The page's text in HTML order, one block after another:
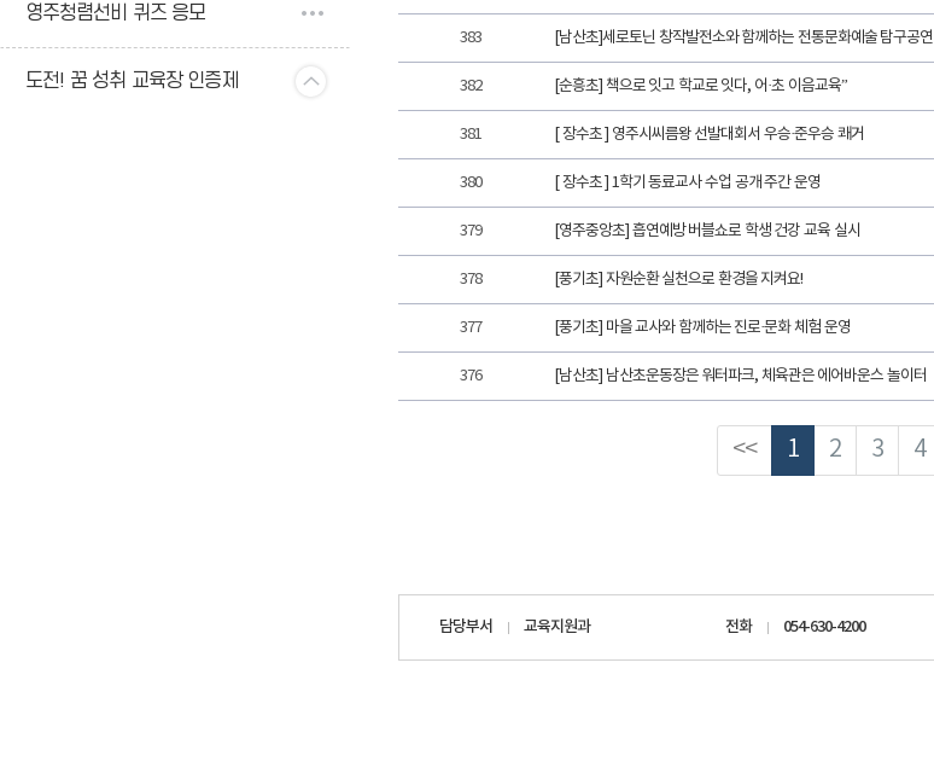
영주청렴선비 퀴즈 응모
도전! 꿈 성취 교육장 인증제
383 [남산초]세로토닌 창작발전소와 함께하는 전통문화예술 탐구공연
382 [순흥초] 책으로 잇고 학교로 잇다, 어·초 이음교육”
381 [ 장수초 ] 영주시씨름왕 선발대회서 우승·준우승 쾌거
380 [ 장수초 ] 1학기 동료교사 수업 공개 주간 운영
379 [영주중앙초] 흡연예방 버블쇼로 학생 건강 교육 실시
378 [풍기초] 자원순환 실천으로 환경을 지켜요!
377 [풍기초] 마을 교사와 함께하는 진로·문화 체험 운영
376 [남산초] 남산초운동장은 워터파크, 체육관은 에어바운스 놀이터
<< 1 2 3 4
담당자담당부서 교육지원과 전화 054-630-4200